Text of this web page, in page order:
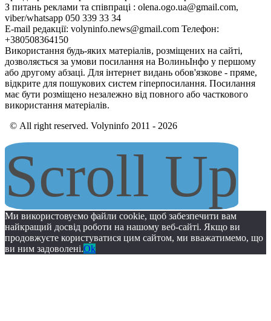
З питань реклами та співпраці : olena.ogo.ua@gmail.com,
viber/whatsapp 050 339 33 34
E-mail редакції: volyninfo.news@gmail.com Телефон:
+380508364150
Використання будь-яких матеріалів, розміщених на сайті,
дозволяється за умови посилання на ВолиньІнфо у першому
або другому абзаці. Для інтернет видань обов'язкове - пряме,
відкрите для пошукових систем гіперпосилання. Посилання
має бути розміщено незалежно від повного або часткового
використання матеріалів.
© All right reserved. Volyninfo 2011 - 2026
Scroll Up
Ми використовуємо файли cookie, щоб забезпечити вам
найкращий досвід роботи на нашому веб-сайті. Якщо ви
продовжуєте користуватися цим сайтом, ми вважатимемо, що
ви ним задоволені.Ok